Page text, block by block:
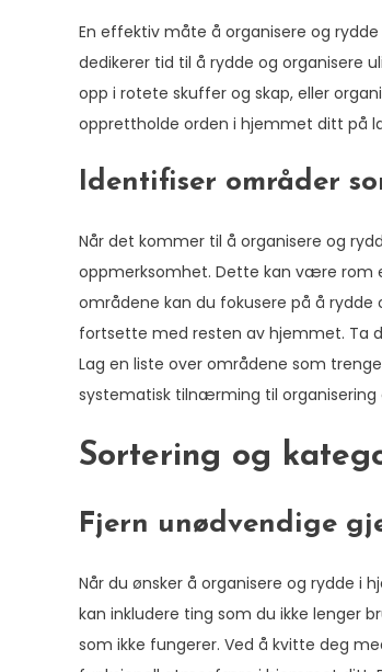
En effektiv måte å organisere og
dedikerer tid til å rydde og organisere
opp i rotete skuffer og skap, eller
opprettholde orden i hjemmet ditt på
Identifiser områder
Når det kommer til å organisere og
oppmerksomhet. Dette kan være rom
områdene kan du fokusere på å
fortsette med resten av hjemmet. Ta
Lag en liste over områdene som
systematisk tilnærming til organisering
Sortering og
Fjern unødvendige
Når du ønsker å organisere og rydde
kan inkludere ting som du ikke lenger
som ikke fungerer. Ved å kvitte deg